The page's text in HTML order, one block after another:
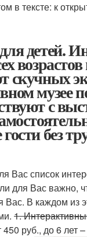
в тексте: к
детей.
скучных
музее
с
без
Вас список
для Вас важно,
Вас. В каждом
1.
руб., до 6 лет